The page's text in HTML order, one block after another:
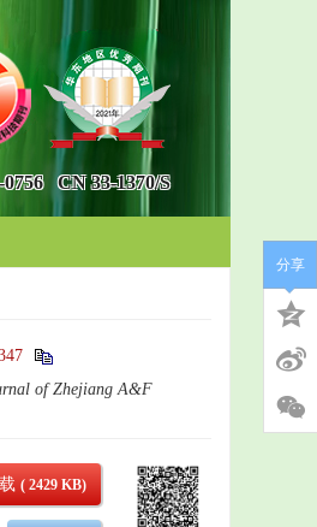
CN 33-1370/S
of Zhejiang A&F
载( 2429 KB)
分享